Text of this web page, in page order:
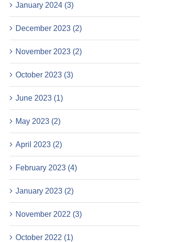
January 2024 (3)
December 2023 (2)
November 2023 (2)
October 2023 (3)
June 2023 (1)
May 2023 (2)
April 2023 (2)
February 2023 (4)
January 2023 (2)
November 2022 (3)
October 2022 (1)